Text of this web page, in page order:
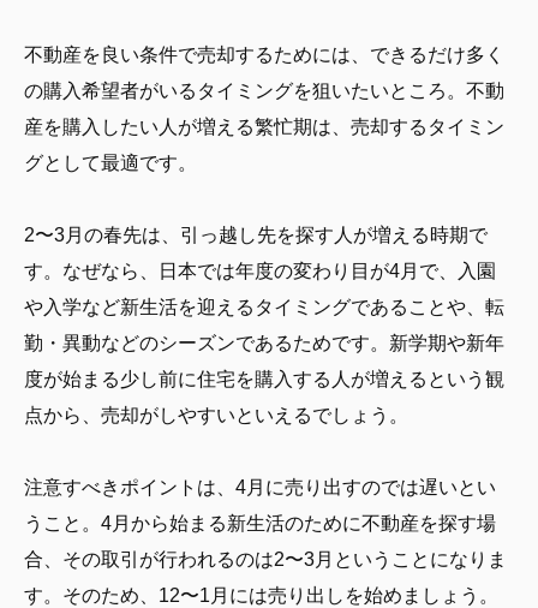
不動産を良い条件で売却するためには、できるだけ多く
の購入希望者がいるタイミングを狙いたいところ。不動
産を購入したい人が増える繁忙期は、売却するタイミン
グとして最適です。
2〜3月の春先は、引っ越し先を探す人が増える時期で
す。なぜなら、日本では年度の変わり目が4月で、入園
や入学など新生活を迎えるタイミングであることや、転
勤・異動などのシーズンであるためです。新学期や新年
度が始まる少し前に住宅を購入する人が増えるという観
点から、売却がしやすいといえるでしょう。
注意すべきポイントは、4月に売り出すのでは遅いとい
うこと。4月から始まる新生活のために不動産を探す場
合、その取引が行われるのは2〜3月ということになりま
す。そのため、12〜1月には売り出しを始めましょう。